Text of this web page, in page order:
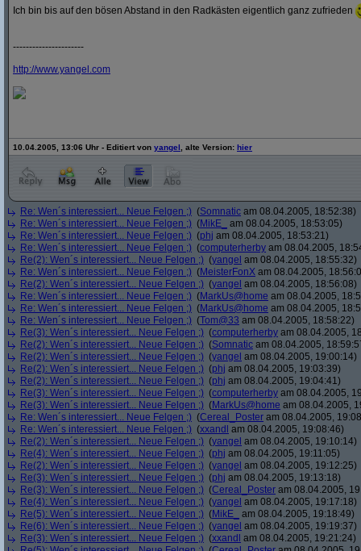
Ich bin bis auf den bösen Abstand in den Radkästen eigentlich ganz zufrieden
----------------------
http://www.yangel.com
10.04.2005, 13:06 Uhr - Editiert von yangel , alte Version: hier
Re: Wen´s interessiert... Neue Felgen ;) (Somnatic am 08.04.2005, 18:52:38)
Re: Wen´s interessiert... Neue Felgen ;) (MikE_
am 08.04.2005, 18:53:05)
Re: Wen´s interessiert... Neue Felgen ;) (phj am 08.04.2005, 18:53:21)
Re: Wen´s interessiert... Neue Felgen ;) (computerherby am 08.04.2005,
Re(2): Wen´s interessiert... Neue Felgen ;) (yangel am 08.04.2005, 18:55:32)
Re: Wen´s interessiert... Neue Felgen ;) (MeisterFonX am 08.04.2005,
Re(2): Wen´s interessiert... Neue Felgen ;) (yangel am 08.04.2005, 18:56:08)
Re: Wen´s interessiert... Neue Felgen ;) (MarkUs@home am 08.04.2005,
Re: Wen´s interessiert... Neue Felgen ;) (MarkUs@home am 08.04.2005,
Re: Wen´s interessiert... Neue Felgen ;) (Tom@33 am 08.04.2005, 18:58:22)
Re(3): Wen´s interessiert... Neue Felgen ;) (computerherby am 08.04.2005,
Re(2): Wen´s interessiert... Neue Felgen ;) (Somnatic am 08.04.2005,
Re(2): Wen´s interessiert... Neue Felgen ;) (yangel am 08.04.2005, 19:00:14)
Re(2): Wen´s interessiert... Neue Felgen ;) (phj am 08.04.2005, 19:03:39)
Re(2): Wen´s interessiert... Neue Felgen ;) (phj am 08.04.2005, 19:04:41)
Re(3): Wen´s interessiert... Neue Felgen ;) (computerherby am 08.04.2005,
Re(3): Wen´s interessiert... Neue Felgen ;) (MarkUs@home am 08.04.2005,
Re: Wen´s interessiert... Neue Felgen ;) (Cereal_Poster am 08.04.2005,
Re: Wen´s interessiert... Neue Felgen ;) (xxandl am 08.04.2005, 19:08:46)
Re(2): Wen´s interessiert... Neue Felgen ;) (yangel am 08.04.2005, 19:10:14)
Re(4): Wen´s interessiert... Neue Felgen ;) (phj am 08.04.2005, 19:11:05)
Re(2): Wen´s interessiert... Neue Felgen ;) (yangel am 08.04.2005, 19:12:25)
Re(3): Wen´s interessiert... Neue Felgen ;) (phj am 08.04.2005, 19:13:18)
Re(3): Wen´s interessiert... Neue Felgen ;) (Cereal_Poster am 08.04.2005,
Re(4): Wen´s interessiert... Neue Felgen ;) (yangel am 08.04.2005, 19:17:18)
Re(5): Wen´s interessiert... Neue Felgen ;) (MikE_
am 08.04.2005, 19:18:49)
Re(6): Wen´s interessiert... Neue Felgen ;) (yangel am 08.04.2005, 19:19:37)
Re(3): Wen´s interessiert... Neue Felgen ;) (xxandl am 08.04.2005, 19:21:24)